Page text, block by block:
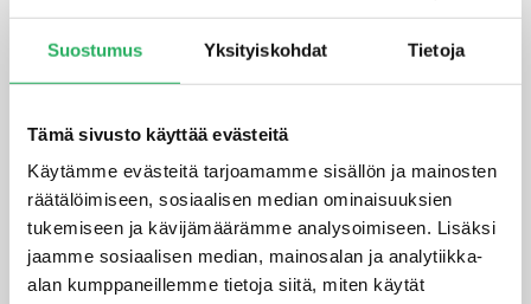
Suostumus Yksityiskohdat Tietoja
Tämä sivusto käyttää evästeitä
Käytämme evästeitä tarjoamamme sisällön ja mainosten
räätälöimiseen, sosiaalisen median ominaisuuksien
tukemiseen ja kävijämäärämme analysoimiseen. Lisäksi
jaamme sosiaalisen median, mainosalan ja analytiikka-
alan kumppaneillemme tietoja siitä, miten käytät